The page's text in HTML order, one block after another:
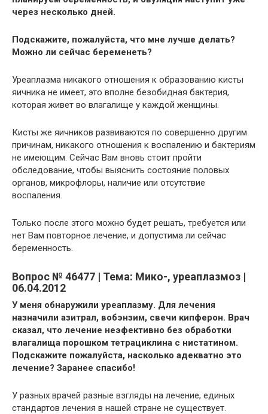
через несколько дней.
Подскажите, пожалуйста, что мне лучше делать?
Можно ли сейчас беременеть?
Уреаплазма никакого отношения к образованию кисты
яичника не имеет, это вполне безобидная бактерия,
которая живет во влагалище у каждой женщины.
Кисты же яичников развиваются по совершенно другим
причинам, никакого отношения к воспалению и бактериям
не имеющим. Сейчас Вам вновь стоит пройти
обследование, чтобы выяснить состояние половых
органов, микрофлоры, наличие или отсутствие
воспаления.
Только после этого можно будет решать, требуется или
нет Вам повторное лечение, и допустима ли сейчас
беременность.
Вопрос № 46477 | Тема: Мико-, уреаплазмоз |
06.04.2012
У меня обнаружили уреаплазму. Для лечения
назначили азитрал, вобэнзим, свечи кипферон. Врач
сказал, что лечение неэфективно без обработки
влагалища порошком тетрациклина с нистатином.
Подскажите пожалуйста, насколько адекватно это
лечение? Заранее спасибо!
У разных врачей разные взгляды на лечение, единых
стандартов лечения в нашей стране не существует.